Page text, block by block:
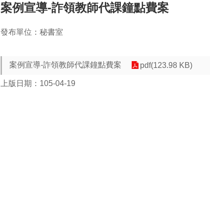
案例宣導-詐領教師代課鐘點費案
發布單位：秘書室
案例宣導-詐領教師代課鐘點費案 pdf(123.98 KB)
上版日期：105-04-19